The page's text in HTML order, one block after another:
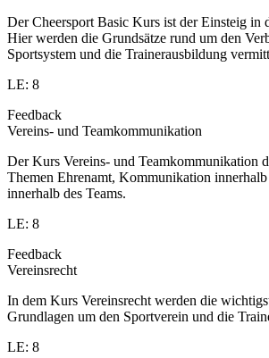
Der Cheersport Basic Kurs ist der Einsteig in
Hier werden die Grundsätze rund um den
Sportsystem und die Trainerausbildung
LE: 8
Feedback
Vereins- und Teamkommunikation
Der Kurs Vereins- und Teamkommunikation
Themen Ehrenamt, Kommunikation
innerhalb des Teams.
LE: 8
Feedback
Vereinsrecht
In dem Kurs Vereinsrecht werden die
Grundlagen um den Sportverein und die
LE: 8